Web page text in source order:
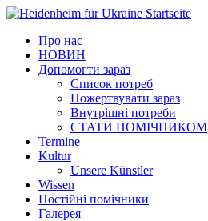
Про нас
НОВИН
Допомогти зараз
Список потреб
Пожертвувати зараз
Внутрішні потреби
СТАТИ ПОМІЧНИКОМ
Termine
Kultur
Unsere Künstler
Wissen
Постійні помічники
Галерея